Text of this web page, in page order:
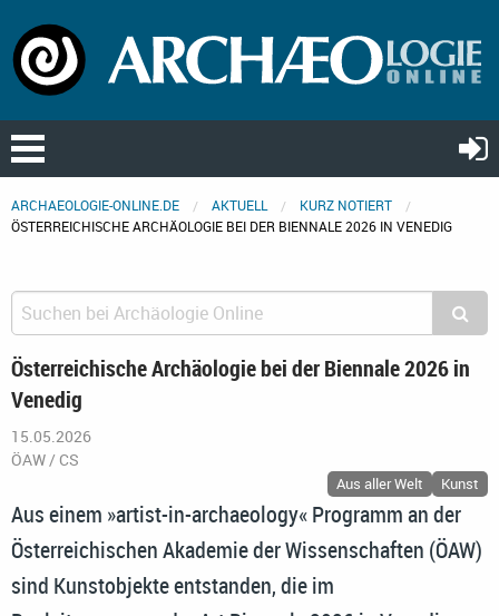
ARCHAEOLOGIE-ONLINE.DE AKTUELL
KURZ NOTIERT
ÖSTERREICHISCHE ARCHÄOLOGIE BEI DER BIENNALE 2026 IN VENEDIG
Österreichische Archäologie bei der Biennale 2026 in
Venedig
15.05.2026
ÖAW / CS
Aus aller Welt Kunst
Aus einem »artist-in-archaeology« Programm an der
Österreichischen Akademie der Wissenschaften (ÖAW)
sind Kunstobjekte entstanden, die im